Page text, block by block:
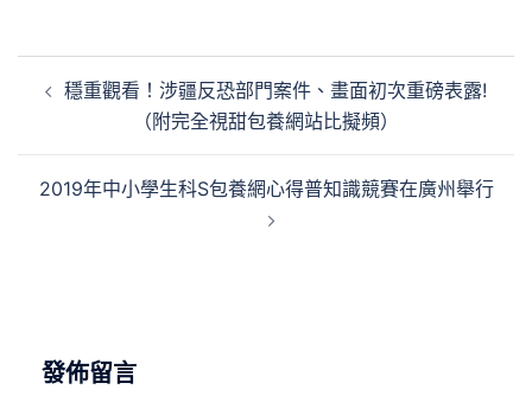
穩重觀看！涉疆反恐部門案件、畫面初次重磅表露!
（附完全視甜包養網站比擬頻）
2019年中小學生科S包養網心得普知識競賽在廣州舉行
發佈留言